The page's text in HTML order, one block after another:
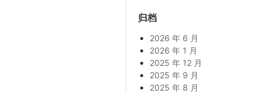
归档
2026 年 6 月
2026 年 1 月
2025 年 12 月
2025 年 9 月
2025 年 8 月